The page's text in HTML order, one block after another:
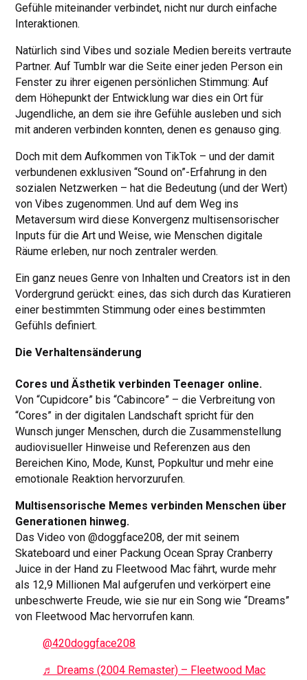
Gefühle miteinander verbindet, nicht nur durch einfache
Interaktionen.
Natürlich sind Vibes und soziale Medien bereits vertraute
Partner. Auf Tumblr war die Seite einer jeden Person ein
Fenster zu ihrer eigenen persönlichen Stimmung: Auf
dem Höhepunkt der Entwicklung war dies ein Ort für
Jugendliche, an dem sie ihre Gefühle ausleben und sich
mit anderen verbinden konnten, denen es genauso ging.
Doch mit dem Aufkommen von TikTok – und der damit
verbundenen exklusiven “Sound on”-Erfahrung in den
sozialen Netzwerken – hat die Bedeutung (und der Wert)
von Vibes zugenommen. Und auf dem Weg ins
Metaversum wird diese Konvergenz multisensorischer
Inputs für die Art und Weise, wie Menschen digitale
Räume erleben, nur noch zentraler werden.
Ein ganz neues Genre von Inhalten und Creators ist in den
Vordergrund gerückt: eines, das sich durch das Kuratieren
einer bestimmten Stimmung oder eines bestimmten
Gefühls definiert.
Die Verhaltensänderung
Cores und Ästhetik verbinden Teenager online.
Von “Cupidcore” bis “Cabincore” – die Verbreitung von
“Cores” in der digitalen Landschaft spricht für den
Wunsch junger Menschen, durch die Zusammenstellung
audiovisueller Hinweise und Referenzen aus den
Bereichen Kino, Mode, Kunst, Popkultur und mehr eine
emotionale Reaktion hervorzurufen.
Multisensorische Memes verbinden Menschen über
Generationen hinweg.
Das Video von @doggface208, der mit seinem
Skateboard und einer Packung Ocean Spray Cranberry
Juice in der Hand zu Fleetwood Mac fährt, wurde mehr
als 12,9 Millionen Mal aufgerufen und verkörpert eine
unbeschwerte Freude, wie sie nur ein Song wie “Dreams”
von Fleetwood Mac hervorrufen kann.
@420doggface208
♬ Dreams (2004 Remaster) – Fleetwood Mac